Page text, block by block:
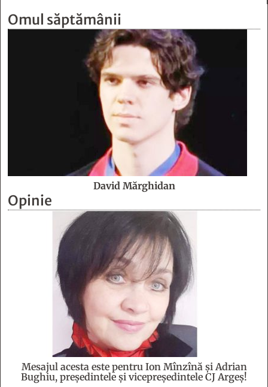
Omul săptămânii
David Mărghidan
Opinie
Mesajul acesta este pentru Ion Mînzînă şi Adrian
Bughiu, preşedintele şi vicepreşedintele CJ Argeş!